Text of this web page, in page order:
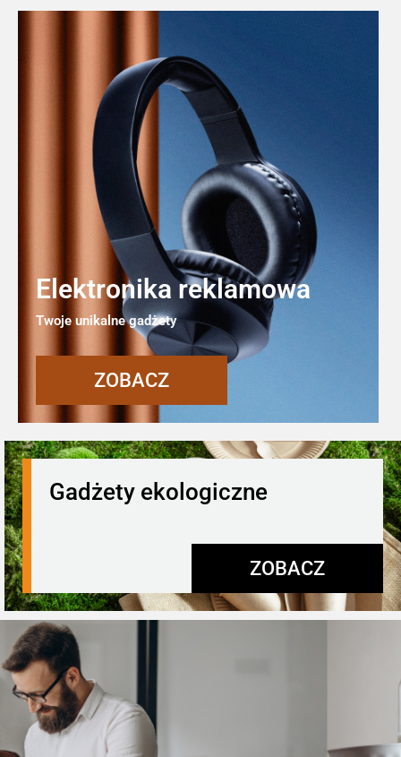
Elektronika reklamowa
Twoje unikalne gadżety
ZOBACZ
Gadżety ekologiczne
ZOBACZ